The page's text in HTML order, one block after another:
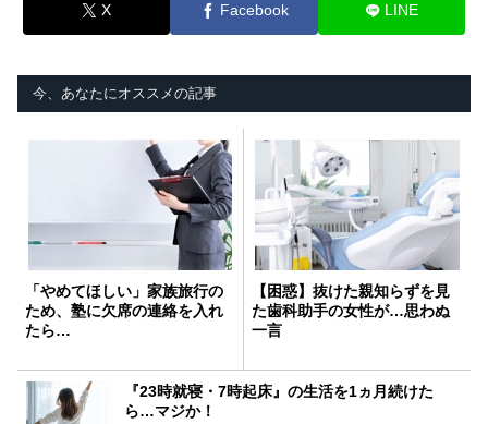
X Facebook LINE
今、あなたにオススメの記事
「やめてほしい」家族旅行の
ため、塾に欠席の連絡を入れ
たら…
【困惑】抜けた親知らずを見
た歯科助手の女性が…思わぬ
一言
『23時就寝・7時起床』の生活を1ヵ月続けた
ら…マジか！